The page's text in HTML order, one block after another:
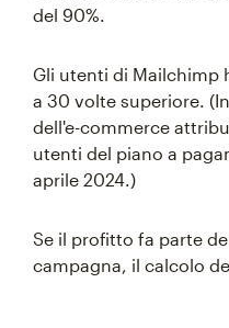
del 90%.
Gli utenti di Mailchimp
a 30 volte superiore.
dell'e-commerce
utenti del piano a
aprile 2024.)
Se il profitto fa parte
campagna, il calcolo